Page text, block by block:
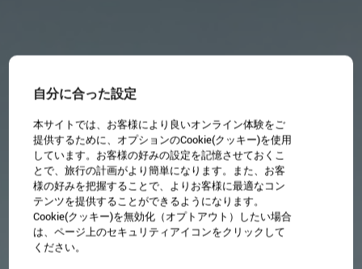
自分に合った設定
本サイトでは、お客様により良いオンライン体験をご
提供するために、オプションのCookie(クッキー)を使用
しています。お客様の好みの設定を記憶させておくこ
とで、旅行の計画がより簡単になります。また、お客
様の好みを把握することで、よりお客様に最適なコン
テンツを提供することができるようになります。
Cookie(クッキー)を無効化（オプトアウト）したい場合
は、ページ上のセキュリティアイコンをクリックして
ください。